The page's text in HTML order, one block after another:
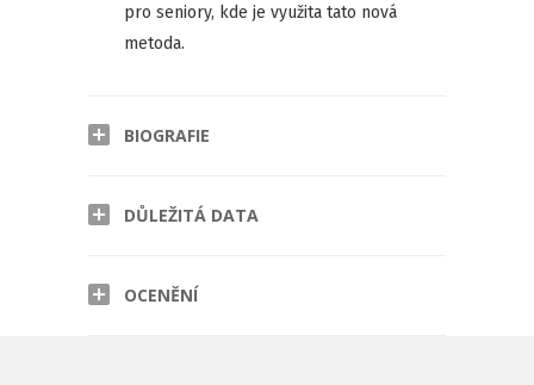
pro seniory, kde je využita tato nová
metoda.
BIOGRAFIE
DŮLEŽITÁ DATA
OCENĚNÍ